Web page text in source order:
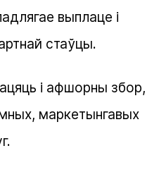
выплаце і
стаўцы.
і афшорны збор,
маркетынгавых